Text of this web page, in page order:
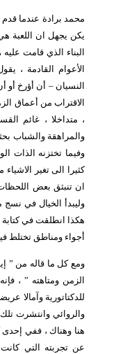
يكن يجهل ان اللعبة
البناء الذي قامت
الأعوام القادمة ،
النسيان – أن أؤرخ أو
الاقتراب من أعماق
، متداخلا ، غائم
والمراهقة والشباب
وفيما تختزنه الذات
كثيرا الى تغير
ان تنبثق بعض اللحظات
وليبدأ الخيال في نسج
هكذا انطلقت في كتابة
أجواء ومناطق تختلط
ومع كل ما قاله من ”
الزمن ومتاهته ” ،
للدكتاتورية وآمالا
والروائي وانتشرت تلك
هنا وهناك ، ففي
عن تجربته التي